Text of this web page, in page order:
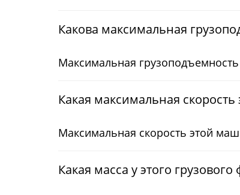
Какова максимальная
Максимальная грузоподъемность
Какая максимальная скорость
Максимальная скорость этой
Какая масса у этого грузового